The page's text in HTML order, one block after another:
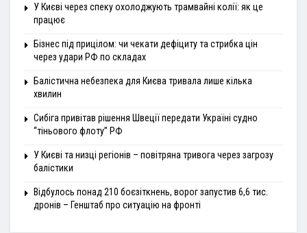
У Києві через спеку охолоджують трамвайні колії: як це
працює
Бізнес під прицілом: чи чекати дефіциту та стрибка цін
через удари РФ по складах
Балістична небезпека для Києва тривала лише кілька
хвилин
Сибіга привітав рішення Швеції передати Україні судно
“тіньового флоту” РФ
У Києві та низці регіонів – повітряна тривога через загрозу
балістики
Відбулось понад 210 боєзіткнень, ворог запустив 6,6 тис.
дронів – Генштаб про ситуацію на фронті